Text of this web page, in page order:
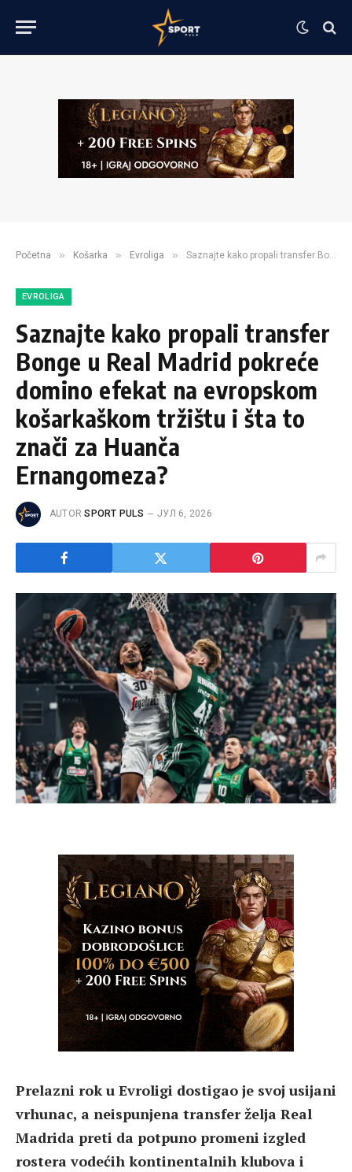
Početna » Košarka » Evroliga » Saznajte kako propali transfer Bonge u Real Madrid pokreće domino efekat na evropskom košarkaškom tržištu i šta to znači za Huanča Ernangomeza?
EVROLIGA
Saznajte kako propali transfer
Bonge u Real Madrid pokreće
domino efekat na evropskom
košarkaškom tržištu i šta to
znači za Huanča
Ernangomeza?
AUTOR SPORT PULS ЈУЛ 6, 2026
Prelazni rok u Evroligi dostigao je svoj usijani
vrhunac, a neispunjena transfer želja Real
Madrida preti da potpuno promeni izgled
rostera vodećih kontinentalnih klubova i